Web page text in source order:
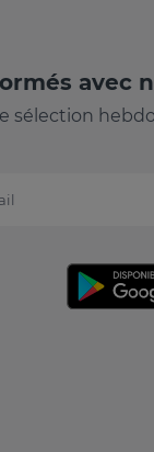
avec
sélection